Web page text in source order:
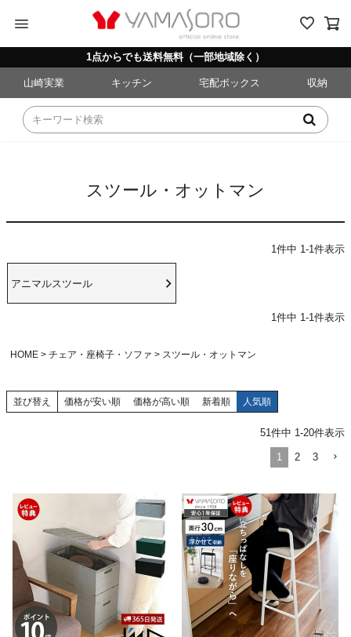
menu
1点からでも送料無料（一部地域除く）
山崎実業 キッチン 宅配ボックス 収納
スツール・オットマン
1件中 1-1件表示
アニマルスツール
1件中 1-1件表示
HOME チェア・座椅子・ソファ スツール・オットマン
並び替え 価格が安い順 価格が高い順 新着順 人気順
51件中 1-20件表示
1 2 3